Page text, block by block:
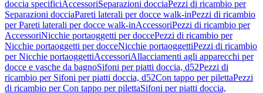
doccia specificiAccessoriSeparazioni docciaPezzi di ricambio per
Separazioni docciaPareti laterali per docce walk-inPezzi di ricambio
per Pareti laterali per docce walk-inAccessoriPezzi di ricambio per
AccessoriNicchie portaoggetti per doccePezzi di ricambio per
Nicchie portaoggetti per docceNicchie portaoggettiPezzi di ricambio
per Nicchie portaoggettiAccessoriAllacciamenti agli apparecchi per
docce e vasche da bagnoSifoni per piatti doccia, d52Pezzi di
ricambio per Sifoni per piatti doccia, d52Con tappo per pilettaPezzi
di ricambio per Con tappo per pilettaSifoni per piatti doccia,